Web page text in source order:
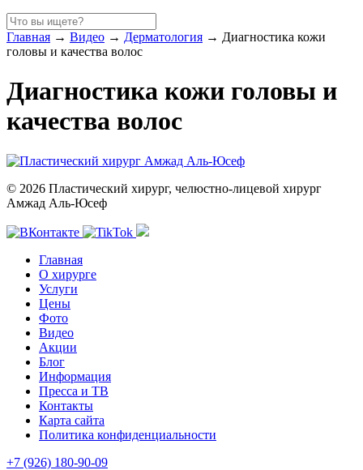
Главная → Видео → Дерматология → Диагностика кожи
головы и качества волос
Диагностика кожи головы и
качества волос
© 2026 Пластический хирург, челюстно-лицевой хирург
Амжад Аль-Юсеф
Главная
О хирурге
Услуги
Цены
Фото
Видео
Акции
Блог
Информация
Пресса и ТВ
Контакты
Карта сайта
Политика конфиденциальности
+7 (926) 180-90-09